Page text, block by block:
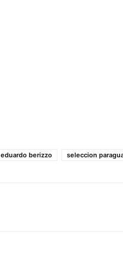
eduardo berizzo seleccion